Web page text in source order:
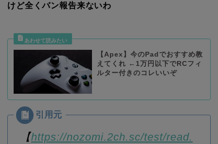
けど全くバン報告来ないわ
【Apex】今のPadでおすすめ教
えてくれ ←1万円以下でRCフィ
ルター付きのコレいいぞ
【https://nozomi.2ch.sc/test/read.